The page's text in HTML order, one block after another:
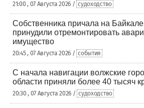
21:00 , 07 Августа 2026 / судоходство
Собственника причала на Байкале
принудили отремонтировать
имущество
20:45 , 07 Августа 2026 / события
С начала навигации волжские
области приняли более 40 тысяч
20:30 , 07 Августа 2026 / судоходство